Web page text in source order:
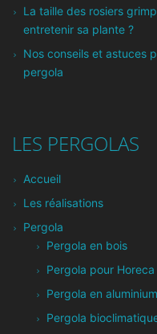
La taille des rosiers
entretenir sa plante ?
Nos conseils et astuces
pergola
LES PERGOLAS
Accueil
Les réalisations
Pergola
Pergola en bois
Pergola pour Horeca
Pergola en aluminium
Pergola